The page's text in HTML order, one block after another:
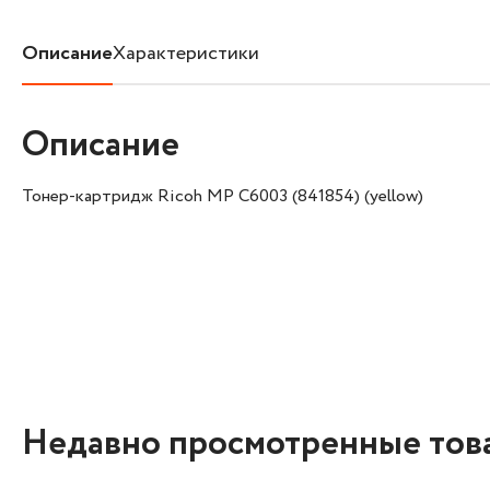
ОписаниеХарактеристики
Описание
Тонер-картридж Ricoh MP C6003 (841854) (yellow)
Недавно просмотренные